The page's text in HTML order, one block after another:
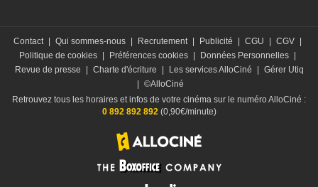
Contact | Qui sommes-nous | Recrutement | Publicité | CGU | CGV |
Politique de cookies | Préférences cookies | Données Personnelles |
Revue de presse
| Charte d'écriture | Les services AlloCiné | Gérer Utiq
| ©AlloCiné
Retrouvez tous les horaires et infos de votre cinéma sur le numéro AlloCiné :
0 892 892 892(0,90€/minute)